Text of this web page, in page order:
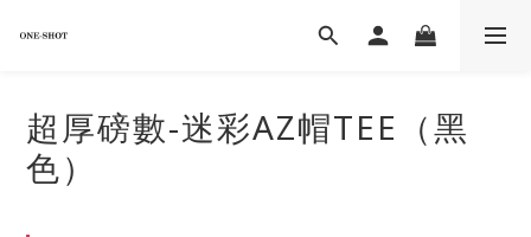
超厚磅數-迷彩AZ帽TEE（黑
色）